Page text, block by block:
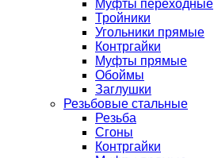
Муфты переходные
Тройники
Угольники прямые
Контргайки
Муфты прямые
Обоймы
Заглушки
Резьбовые стальные
Резьба
Сгоны
Контргайки